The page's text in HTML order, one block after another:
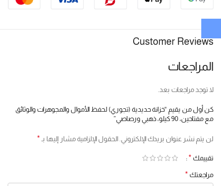
Customer Reviews
المراجعات
لا توجد مراجعات بعد.
كن أول من يقيم “خزانة حديدية (تجوري) لحفظ الأموال والمجوهرات والوثائق
مع مفتاحين، 90 كيلو، ذهبي ورصاصي”
لن يتم نشر عنوان بريدك الإلكتروني. الحقول الإلزامية مشار إليها بـ *
تقييمك *
مراجعتك *